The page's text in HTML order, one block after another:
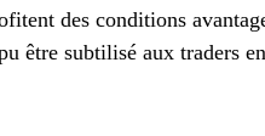
des conditions
être subtilisé aux traders